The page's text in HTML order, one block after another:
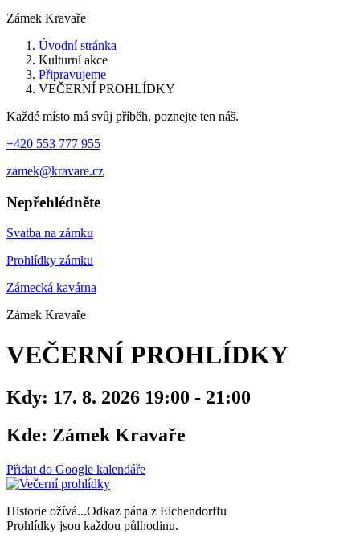
Zámek Kravaře
Úvodní stránka
Kulturní akce
Připravujeme
VEČERNÍ PROHLÍDKY
Každé místo má svůj příběh, poznejte ten náš.
+420 553 777 955
zamek@kravare.cz
Nepřehlédněte
Svatba na zámku
Prohlídky zámku
Zámecká kavárna
Zámek Kravaře
VEČERNÍ PROHLÍDKY
Kdy: 17. 8. 2026 19:00 - 21:00
Kde: Zámek Kravaře
Přidat do Google kalendáře
Historie ožívá...Odkaz pána z Eichendorffu
Prohlídky jsou každou půlhodinu.